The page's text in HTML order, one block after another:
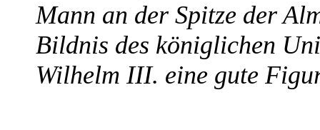
Mann an der Spitze der
Bildnis des königlichen
Wilhelm III. eine gute